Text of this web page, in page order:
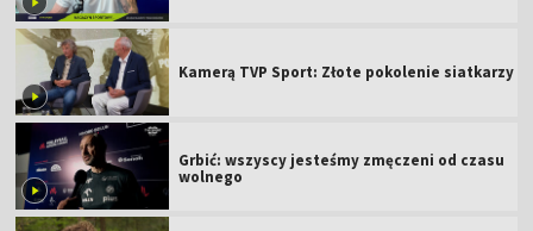
Kamerą TVP Sport: Złote pokolenie siatkarzy
Grbić: wszyscy jesteśmy zmęczeni od czasu
wolnego